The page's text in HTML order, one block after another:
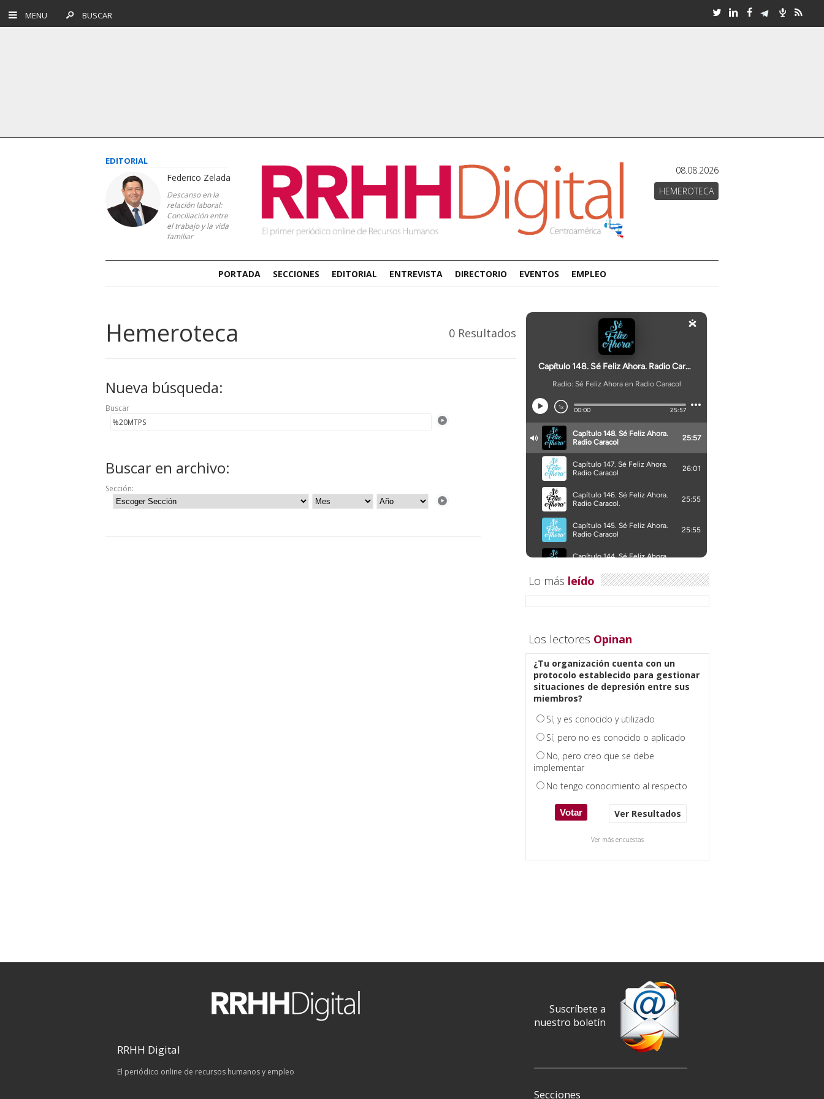
MENU BUSCAR
EDITORIAL
Federico Zelada
Descanso en la
relación laboral:
Conciliación entre
el trabajo y la vida
familiar
08.08.2026
HEMEROTECA
PORTADA SECCIONES EDITORIAL ENTREVISTA DIRECTORIO EVENTOS EMPLEO
Hemeroteca 0 Resultados
Nueva búsqueda:
Buscar
Buscar en archivo:
Sección:
Lo más leído
Los lectores Opinan
¿Tu organización cuenta con un
protocolo establecido para gestionar
situaciones de depresión entre sus
miembros?
Sí, y es conocido y utilizado
Sí, pero no es conocido o aplicado
No, pero creo que se debe
implementar
No tengo conocimiento al respecto
Ver Resultados
Ver más encuestas
RRHH Digital
El periódico online de recursos humanos y empleo
Suscríbete a
nuestro boletín
Secciones